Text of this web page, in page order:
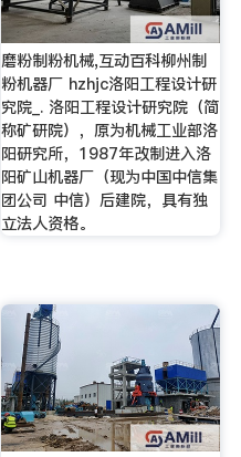
磨粉制粉机械,互动百科柳州制
粉机器厂 hzhjc洛阳工程设计研
究院_. 洛阳工程设计研究院（简
称矿研院），原为机械工业部洛
阳研究所，1987年改制进入洛
阳矿山机器厂（现为中国中信集
团公司 中信）后建院，具有独
立法人资格。